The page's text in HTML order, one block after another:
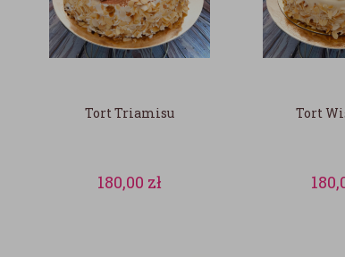
Tort Triamisu
180,00 zł
Tort